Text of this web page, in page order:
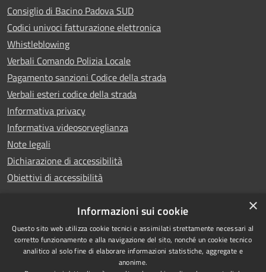
Consiglio di Bacino Padova SUD
Codici univoci fatturazione elettronica
Whistleblowing
Verbali Comando Polizia Locale
Pagamento sanzioni Codice della strada
Verbali esteri codice della strada
Informativa privacy
Informativa videosorveglianza
Note legali
Dichiarazione di accessibilità
Obiettivi di accessibilità
RSS
Accessibilità
Copyright © 2026 • Comune di
Piove di Sacco • Powered by
×
Informazioni sui cookie
Questo sito web utilizza cookie tecnici e assimilati strettamente necessari al
corretto funzionamento e alla navigazione del sito, nonché un cookie tecnico
analitico al solo fine di elaborare informazioni statistiche, aggregate e
anonime.